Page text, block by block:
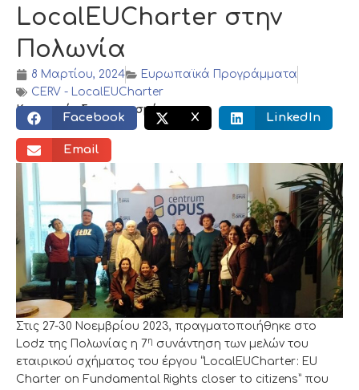
LocalEUCharter στην
Πολωνία
8 Μαρτίου, 2024
Ευρωπαϊκά Προγράμματα
CERV - LocalEUCharter
Κοινωνικός διαμοιρασμός:
Facebook X LinkedIn
Email
Στις 27-30 Νοεμβρίου 2023, πραγματοποιήθηκε στο
Lodz της Πολωνίας η 7η συνάντηση των μελών του
εταιρικού σχήματος του έργου “LocalEUCharter: EU
Charter on Fundamental Rights closer to citizens” που